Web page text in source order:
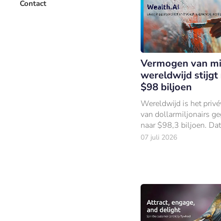
Contact
Vermogen van
wereldwijd stijgt
$98 biljoen
Wereldwijd is het
van dollarmiljonairs
naar $98,3 biljoen.
onderzoek van
07 juli 2026